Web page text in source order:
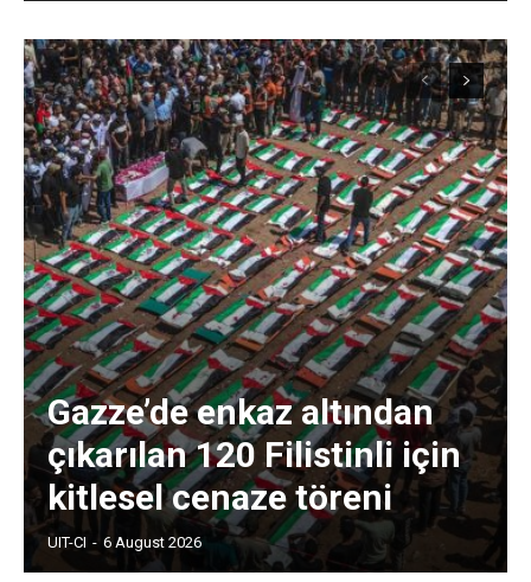
Gazze’de enkaz altından
çıkarılan 120 Filistinli için
kitlesel cenaze töreni
UIT-CI - 6 August 2026